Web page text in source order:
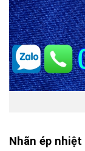
Nhãn ép nhiệt